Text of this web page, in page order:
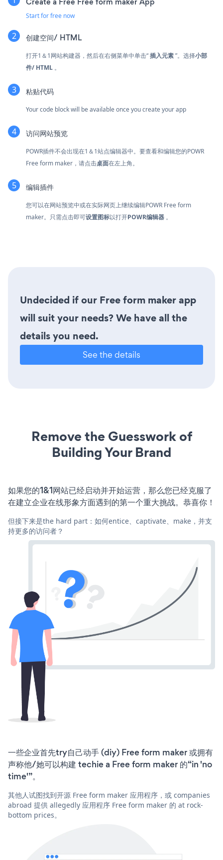
Start for free now
创建空间/ HTML
打开1＆1网站构建器，然后在右侧菜单中单击“插入元素”。选择小部
件/ HTML 。
粘贴代码
Your code block will be available once you create your app
访问网站预览
POWR插件不会出现在1＆1站点编辑器中。要查看和编辑您的POWR
Free form maker，请点击桌面在左上角。
编辑插件
您可以在网站预览中或在实际网页上继续编辑POWR Free form
maker。只需点击即可设置图标以打开POWR编辑器 。
Undecided if our Free form maker app
will suit your needs? We have all the
details you need.
See the details
Remove the Guesswork of
Building Your Brand
如果您的1&1网站已经启动并开始运营，那么您已经克服了
在建立企业在线形象方面遇到的第一个重大挑战。恭喜你！
但接下来是the hard part：如何entice、captivate、make，并支
持更多的访问者？
一些企业首先try自己动手 (diy) Free form maker 或拥有
声称他/她可以构建 techie a Free form maker 的“in 'no
time'”。
其他人试图找到开源 Free form maker 应用程序，或 companies
abroad 提供 allegedly 应用程序 Free form maker 的 at rock-
bottom prices。